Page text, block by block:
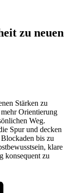
zu neuen
Stärken zu
Orientierung
Weg.
Spur und decken
bis zu
klare
konsequent zu